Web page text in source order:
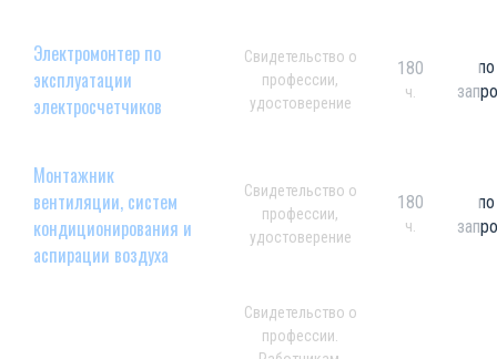
Электромонтер по
эксплуатации
электросчетчиков
Свидетельство о
профессии,
удостоверение
180
ч.
по
Монтажник
вентиляции, систем
кондиционирования и
аспирации воздуха
Свидетельство о
профессии,
удостоверение
180
ч.
по
Свидетельство о
профессии.